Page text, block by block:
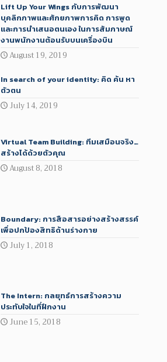
Lift Up Your Wings กับการพัฒนา
บุคลิกภาพและศักยภาพการคิด การพูด
และการนำเสนอตนเอง ในการสัมภาษณ์
งานพนักงานต้อนรับบนเครื่องบิน
August 19, 2019
In search of your identity: คิด ค้น หา
ตัวตน
July 14, 2019
Virtual Team Building: ทีมเสมือนจริง…
สร้างได้ด้วยตัวคุณ
August 8, 2018
Boundary: การสื่อสารอย่างสร้างสรรค์
เพื่อปกป้องสิทธิด้านร่างกาย
July 1, 2018
The Intern: กลยุทธ์การสร้างความ
ประทับใจในที่ฝึกงาน
June 15, 2018